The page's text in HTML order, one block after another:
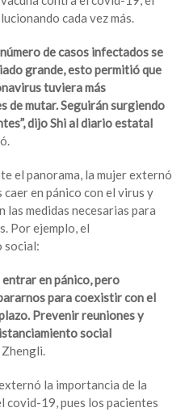
cada vez más.
de casos infectados se
grande, esto permitió que
tuviera más
de mutar. Seguirán surgiendo
dijo Shi al diario estatal
el panorama, la mujer externó
caer en pánico con el virus y
las medidas necesarias para
Por ejemplo, el
social:
entrar en pánico, pero
para coexistir con el
Prevenir reuniones y
social
la importancia de la
covid-19, pues los pacientes